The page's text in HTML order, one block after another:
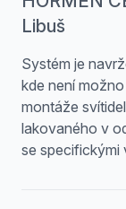
Libuš
Systém je
kde není
montáže
lakovaného v
se specifickými